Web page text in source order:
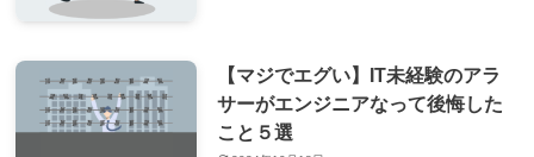
【マジでエグい】IT未経験のアラ
サーがエンジニアなって後悔した
こと５選